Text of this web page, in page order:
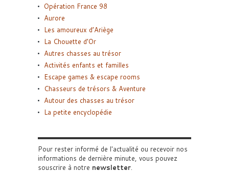
Opération France 98
Aurore
Les amoureux d’Ariège
La Chouette d’Or
Autres chasses au trésor
Activités enfants et familles
Escape games & escape rooms
Chasseurs de trésors & Aventure
Autour des chasses au trésor
La petite encyclopédie
Pour rester informé de l'actualité ou recevoir nos
informations de dernière minute, vous pouvez
souscrire à notre newsletter.